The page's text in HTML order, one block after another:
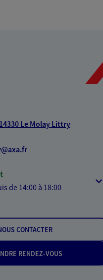
14330 Le Molay Littry
de 14:00 à 18:00
CONTACTER
RENDEZ-VOUS